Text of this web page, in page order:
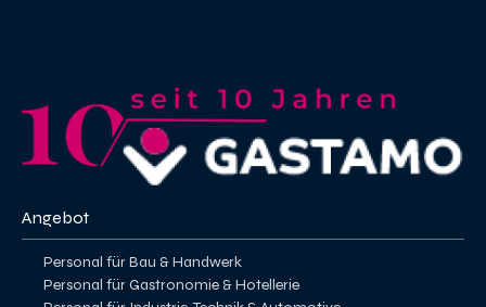
Angebot
Personal für Bau & Handwerk
Personal für Gastronomie & Hotellerie